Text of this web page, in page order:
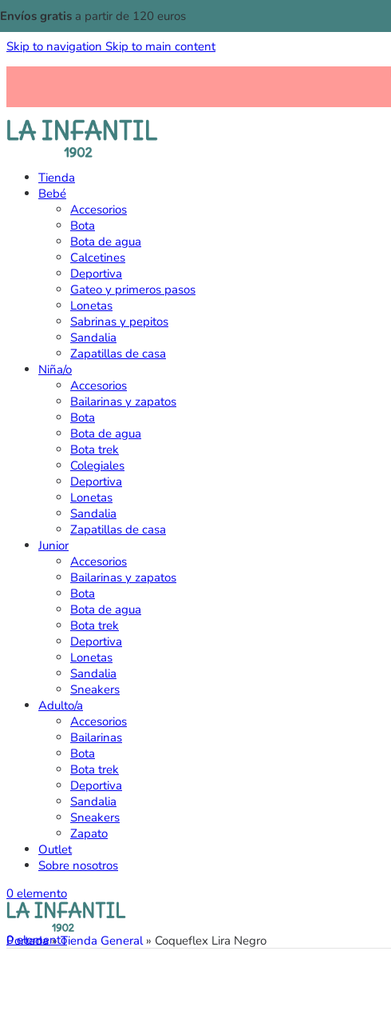
Skip to navigation Skip to main content
Envíos gratis a partir de 120 euros
Tienda
Bebé
Accesorios
Bota
Bota de agua
Calcetines
Deportiva
Gateo y primeros pasos
Lonetas
Sabrinas y pepitos
Sandalia
Zapatillas de casa
Niña/o
Accesorios
Bailarinas y zapatos
Bota
Bota de agua
Bota trek
Colegiales
Deportiva
Lonetas
Sandalia
Zapatillas de casa
Junior
Accesorios
Bailarinas y zapatos
Bota
Bota de agua
Bota trek
Deportiva
Lonetas
Sandalia
Sneakers
Adulto/a
Accesorios
Bailarinas
Bota
Bota trek
Deportiva
Sandalia
Sneakers
Zapato
Outlet
Sobre nosotros
0 elemento
0elemento
Portada»Tienda General» Coqueflex Lira Negro